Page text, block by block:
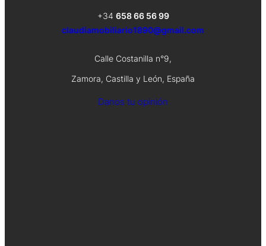
+34 658 66 56 99
claudiamobiliario1890@gmail.com
Calle Costanilla n°9,
Zamora, Castilla y León, España
Danos tu opinión